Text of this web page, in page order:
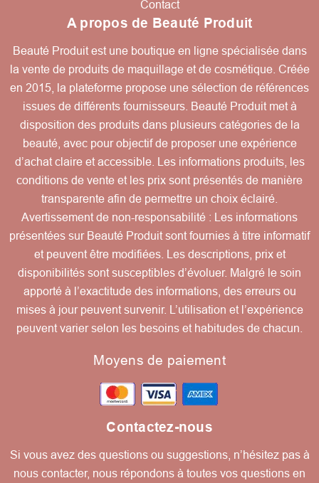
Contact
A propos de Beauté Produit
Beauté Produit est une boutique en ligne spécialisée dans
la vente de produits de maquillage et de cosmétique. Créée
en 2015, la plateforme propose une sélection de références
issues de différents fournisseurs. Beauté Produit met à
disposition des produits dans plusieurs catégories de la
beauté, avec pour objectif de proposer une expérience
d’achat claire et accessible. Les informations produits, les
conditions de vente et les prix sont présentés de manière
transparente afin de permettre un choix éclairé.
Avertissement de non-responsabilité : Les informations
présentées sur Beauté Produit sont fournies à titre informatif
et peuvent être modifiées. Les descriptions, prix et
disponibilités sont susceptibles d’évoluer. Malgré le soin
apporté à l’exactitude des informations, des erreurs ou
mises à jour peuvent survenir. L’utilisation et l’expérience
peuvent varier selon les besoins et habitudes de chacun.
Moyens de paiement
Contactez-nous
Si vous avez des questions ou suggestions, n’hésitez pas à
nous contacter, nous répondons à toutes vos questions en